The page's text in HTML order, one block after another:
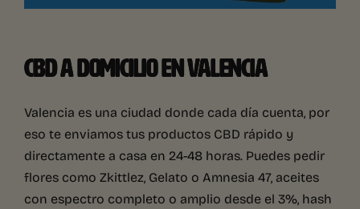
CBD A DOMICILIO EN VALENCIA
Valencia es una ciudad donde cada día cuenta, por
eso te enviamos tus productos CBD rápido y
directamente a casa en 24-48 horas. Puedes pedir
flores como Zkittlez, Gelato o Amnesia 47, aceites
con espectro completo o amplio desde el 3%, hash